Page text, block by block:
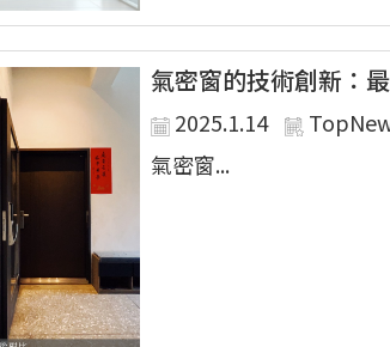
氣密窗的技術創新：
2025.1.14
氣密窗...